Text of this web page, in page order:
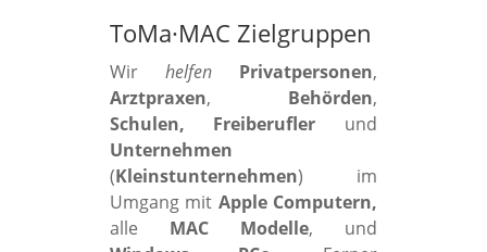
ToMa·MAC Zielgruppen
Wir helfen Privatpersonen,
Arztpraxen, Behörden,
Schulen, Freiberufler und
Unternehmen
(Kleinstunternehmen) im
Umgang mit Apple Computern,
alle MAC Modelle, und